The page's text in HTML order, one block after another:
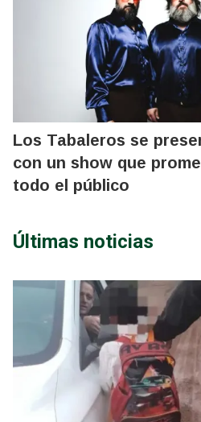
Los Tabaleros se
con un show que
todo el público
Últimas noticias